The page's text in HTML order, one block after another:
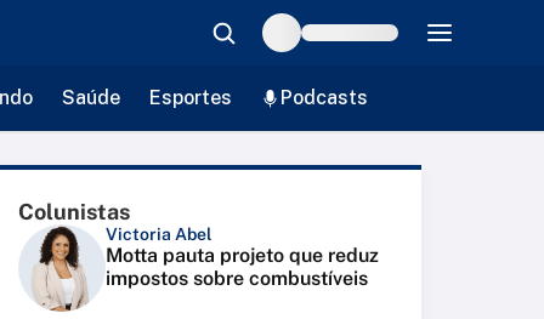
Saúde Esportes Podcasts
Colunistas
Victoria Abel
Motta pauta projeto que reduz
impostos sobre combustíveis